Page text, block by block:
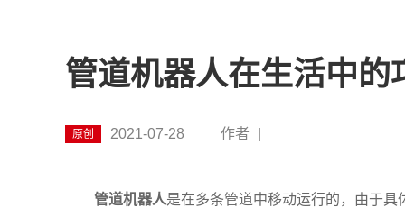
管道机器人在生活中的
原创 2021-07-28 作者
管道机器人是在多条管道中移动运行的，由于具